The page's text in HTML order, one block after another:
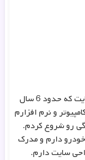
علی هستم, متخصص سئو و طراح سایت که حدود 6 سال
و نرم افزارم
رو شروع کردم.
دارم و مدرک
سایت دارم.